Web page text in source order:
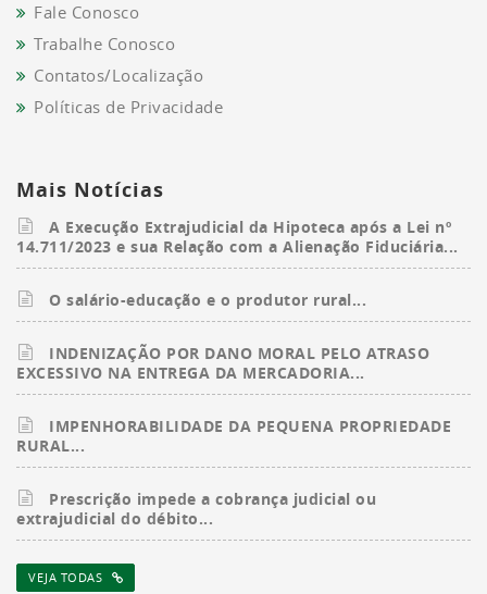
Fale Conosco
Trabalhe Conosco
Contatos/Localização
Políticas de Privacidade
Mais Notícias
A Execução Extrajudicial da Hipoteca após a Lei nº
14.711/2023 e sua Relação com a Alienação Fiduciária...
O salário-educação e o produtor rural...
INDENIZAÇÃO POR DANO MORAL PELO ATRASO
EXCESSIVO NA ENTREGA DA MERCADORIA...
IMPENHORABILIDADE DA PEQUENA PROPRIEDADE
RURAL...
Prescrição impede a cobrança judicial ou
extrajudicial do débito...
VEJA TODAS